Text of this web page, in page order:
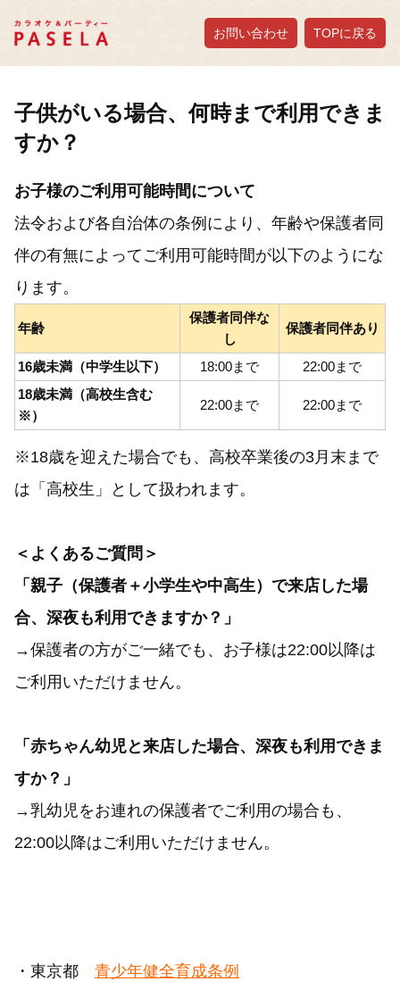
お問い合わせ TOPに戻る
子供がいる場合、何時まで利用できま
すか？
お子様のご利用可能時間について
法令および各自治体の条例により、年齢や保護者同
伴の有無によってご利用可能時間が以下のようにな
ります。
年齢
保護者同伴な
し
保護者同伴あり
16歳未満（中学生以下） 18:00まで
22:00まで
18歳未満（高校生含む
※）
22:00まで 22:00まで
※18歳を迎えた場合でも、高校卒業後の3月末まで
は「高校生」として扱われます。
＜よくあるご質問＞
「親子（保護者＋小学生や中高生）で来店した場
合、深夜も利用できますか？」
→保護者の方がご一緒でも、お子様は22:00以降は
ご利用いただけません。
「赤ちゃん幼児と来店した場合、深夜も利用できま
すか？」
→乳幼児をお連れの保護者でご利用の場合も、
22:00以降はご利用いただけません。
・東京都 青少年健全育成条例